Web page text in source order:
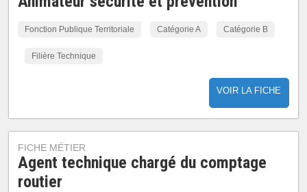
Fonction Publique Territoriale Catégorie A Catégorie B
Filière Technique
VOIR LA FICHE
FICHE MÉTIER
Agent technique chargé du comptage
routier